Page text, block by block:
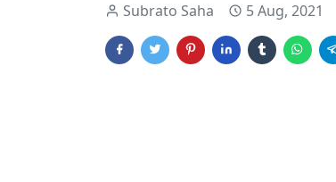
Subrato Saha 5 Aug, 2021